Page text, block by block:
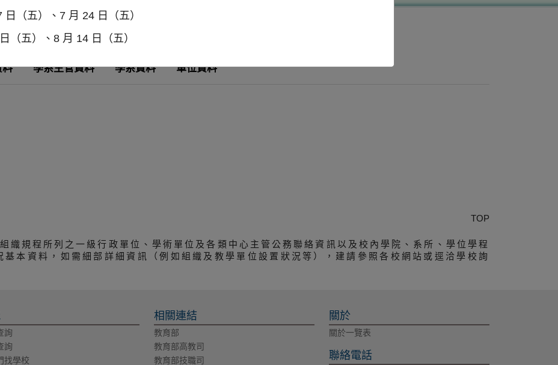
料 學系主管資料 學系資料 單位資料
TOP
織規程所列之一級行政單位、學術單位及各類中心主管公務聯絡資訊以及校內學院、系所、學位學程
本資料，如需細部詳細資訊（例如組織及教學單位設置狀況等），建請參照各校網站或逕洽學校詢
詢
詢
找學校
相關連結
教育部
教育部高教司
教育部技職司
關於
關於一覽表
聯絡電話
（五）、7 月 24 日（五）
（五）、8 月 14 日（五）